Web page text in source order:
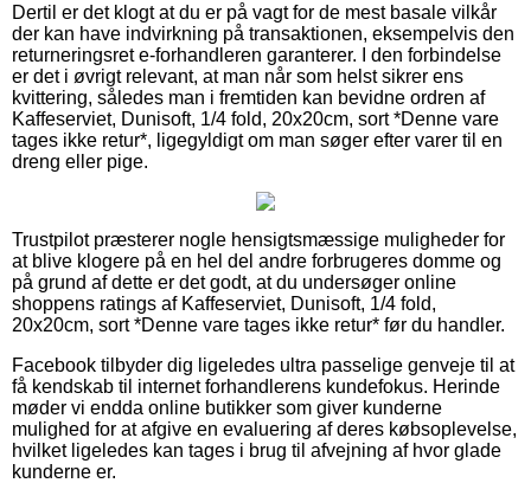
Dertil er det klogt at du er på vagt for de mest basale vilkår
der kan have indvirkning på transaktionen, eksempelvis den
returneringsret e-forhandleren garanterer. I den forbindelse
er det i øvrigt relevant, at man når som helst sikrer ens
kvittering, således man i fremtiden kan bevidne ordren af
Kaffeserviet, Dunisoft, 1/4 fold, 20x20cm, sort *Denne vare
tages ikke retur*, ligegyldigt om man søger efter varer til en
dreng eller pige.
Trustpilot præsterer nogle hensigtsmæssige muligheder for
at blive klogere på en hel del andre forbrugeres domme og
på grund af dette er det godt, at du undersøger online
shoppens ratings af Kaffeserviet, Dunisoft, 1/4 fold,
20x20cm, sort *Denne vare tages ikke retur* før du handler.
Facebook tilbyder dig ligeledes ultra passelige genveje til at
få kendskab til internet forhandlerens kundefokus. Herinde
møder vi endda online butikker som giver kunderne
mulighed for at afgive en evaluering af deres købsoplevelse,
hvilket ligeledes kan tages i brug til afvejning af hvor glade
kunderne er.